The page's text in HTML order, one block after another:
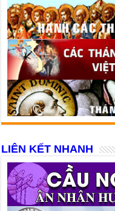
LIÊN KẾT NHANH